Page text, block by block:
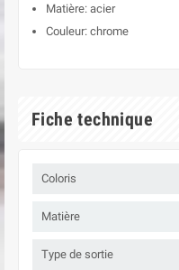
Matière: acier
Couleur: chrome
Fiche technique
Coloris
Matière
Type de sortie